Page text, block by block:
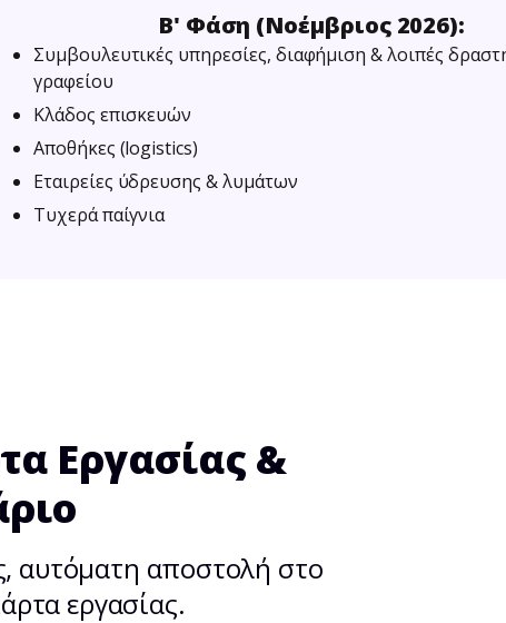
Β' Φάση (Νοέμβριος 2026):
Συμβουλευτικές υπηρεσίες, διαφήμιση & λοιπές
γραφείου
Κλάδος επισκευών
Αποθήκες (logistics)
Εταιρείες ύδρευσης & λυμάτων
Τυχερά παίγνια
Εργασίας &
αυτόματη αποστολή στο
εργασίας.